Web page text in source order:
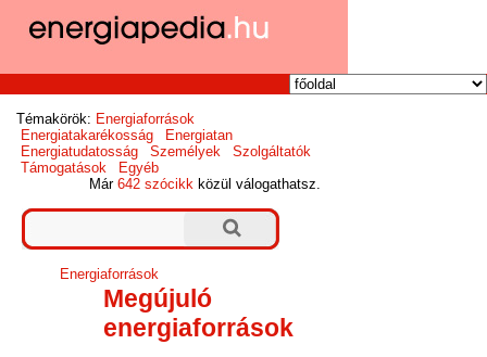
Témakörök: Energiaforrások
Energiatakarékosság
Energiatan
Energiatudatosság
Személyek
Szolgáltatók
Támogatások
Egyéb
Már642 szócikk közül válogathatsz.
Energiaforrások
Megújuló
energiaforrások